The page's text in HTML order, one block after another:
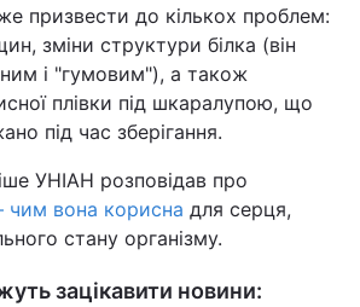
призвести до кількох проблем:
зміни структури білка (він
і "гумовим"), а також
плівки під шкаралупою, що
під час зберігання.
УНІАН розповідав про
чим вона корисна для серця,
стану організму.
зацікавити новини: